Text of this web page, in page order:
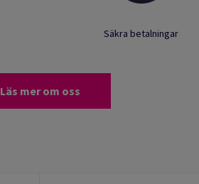
Säkra betalningar
Läs mer om oss